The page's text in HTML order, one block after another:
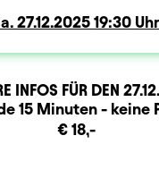
Samstag
27.12.2025 19:30Uhr
INFOS FÜR DEN
15 Minuten - keine
€ 18,-